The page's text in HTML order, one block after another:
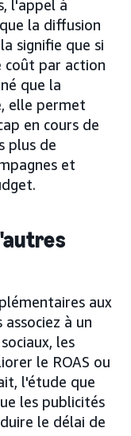
l'appel à
la diffusion
signifie que si
coût par action
que la
elle permet
en cours de
plus de
et
aux
à un
les
le ROAS ou
l'étude que
les publicités
le délai de